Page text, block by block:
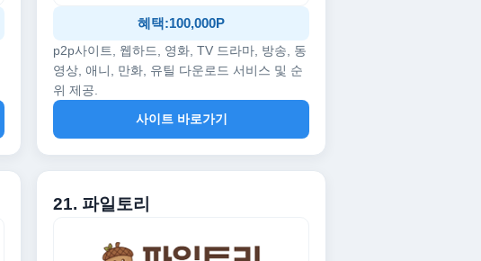
혜택:100,000P
p2p사이트, 웹하드, 영화, TV 드라마, 방송, 동
영상, 애니, 만화, 유틸 다운로드 서비스 및 순
위 제공.
사이트 바로가기
21. 파일토리